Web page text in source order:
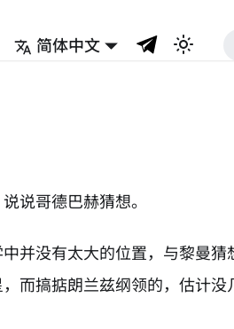
简体中文
说哥德巴赫猜想。
并没有太大的位置，与黎曼
而搞掂朗兰兹纲领的，估计